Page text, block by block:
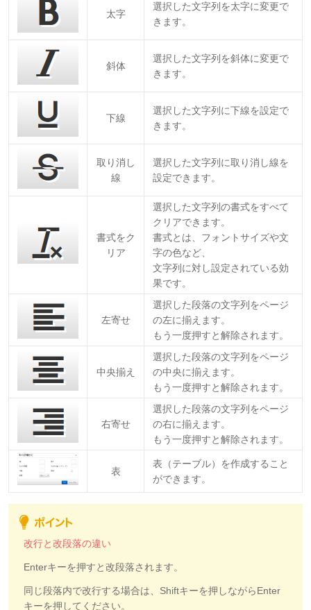
太字
選択した文字列を太字に変更で
きます。
斜体
選択した文字列を斜体に変更で
きます。
下線
選択した文字列に下線を設定で
きます。
取り消し
線
選択した文字列に取り消し線を
設定できます。
書式をク
リア
選択した文字列の書式をすべて
クリアできます。
書式とは、フォントサイズや文
字の色など、
文字列に対し設定されている効
果です。
左寄せ
選択した段落の文字列をページ
の左に揃えます。
もう一度押すと解除されます。
中央揃え
選択した段落の文字列をページ
の中央に揃えます。
もう一度押すと解除されます。
右寄せ
選択した段落の文字列をページ
の右に揃えます。
もう一度押すと解除されます。
表
表（テーブル）を作成すること
ができます。
改行と改段落の違い
Enterキーを押すと改段落されます。
同じ段落内で改行する場合は、Shiftキーを押しながらEnter
キーを押してください。